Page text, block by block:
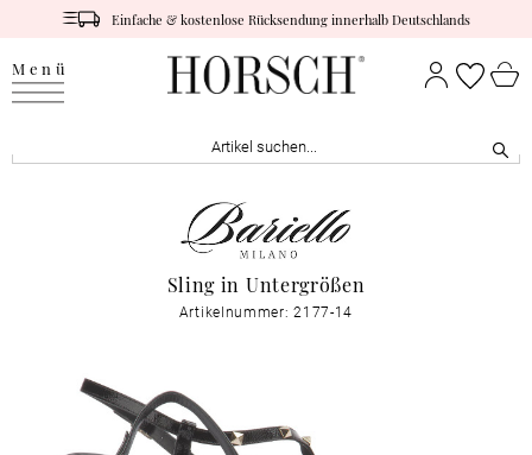
Einfache & kostenlose Rücksendung innerhalb Deutschlands
Menü
Sling in Untergrößen
Artikelnummer: 2177-14